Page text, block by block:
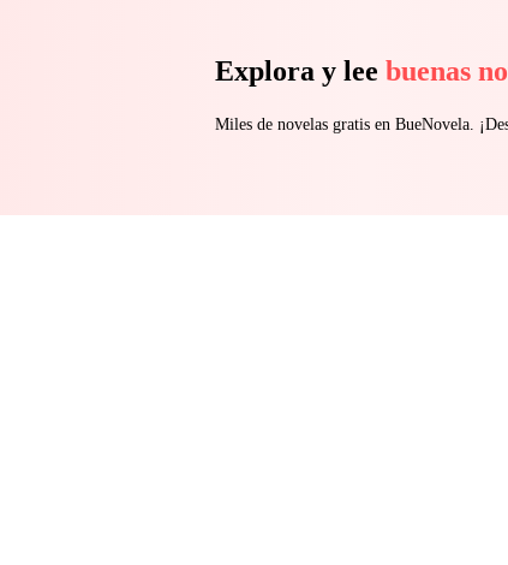
Explora y lee buenas
Miles de novelas gratis en BueNovela.